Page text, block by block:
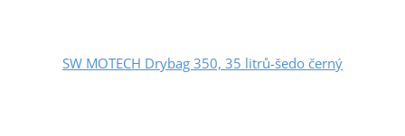
SW MOTECH Drybag 350, 35 litrů-šedo černý